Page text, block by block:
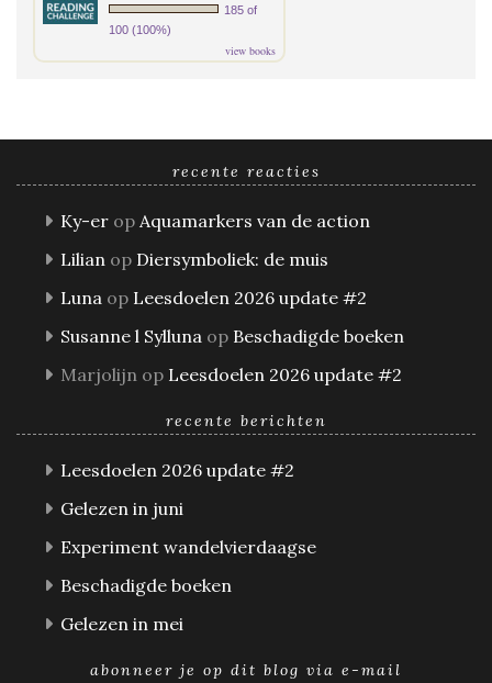
185 of
100 (100%)
view books
recente reacties
Ky-er op Aquamarkers van de action
Lilian op Diersymboliek: de muis
Luna op Leesdoelen 2026 update #2
Susanne l Sylluna op Beschadigde boeken
Marjolijn op Leesdoelen 2026 update #2
recente berichten
Leesdoelen 2026 update #2
Gelezen in juni
Experiment wandelvierdaagse
Beschadigde boeken
Gelezen in mei
abonneer je op dit blog via e-mail